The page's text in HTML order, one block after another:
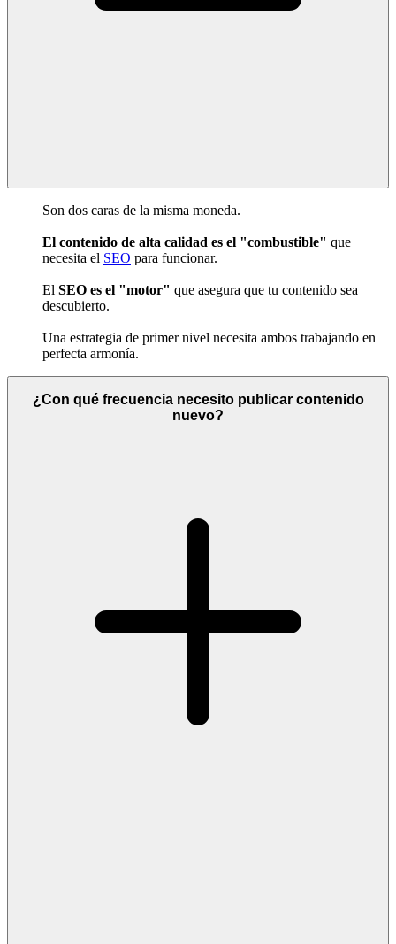
Son dos caras de la misma moneda.
El contenido de alta calidad es el "combustible" que
necesita el SEO para funcionar.
El SEO es el "motor" que asegura que tu contenido sea
descubierto.
Una estrategia de primer nivel necesita ambos trabajando en
perfecta armonía.
¿Con qué frecuencia necesito publicar contenido
nuevo?